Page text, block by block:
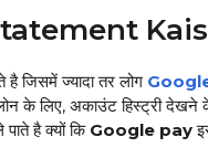
जिसमें ज्यादा तर लोग
लिए, अकाउंट हिस्ट्री देखने
है क्यों किGoogle pay